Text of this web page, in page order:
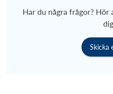
Har du några frågor? Hör
Skicka